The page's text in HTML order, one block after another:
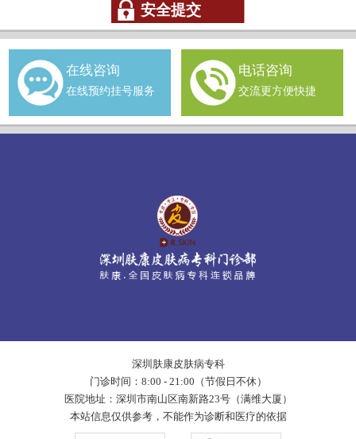
在线咨询
在线预约挂号服务
电话咨询
交流更方便快捷
深圳肤康皮肤病专科
门诊时间：8:00 - 21:00（节假日不休）
医院地址：深圳市南山区南新路23号（满维大厦）
本站信息仅供参考，不能作为诊断和医疗的依据